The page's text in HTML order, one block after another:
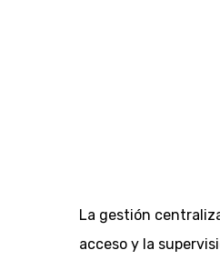
La gestión
acceso y la